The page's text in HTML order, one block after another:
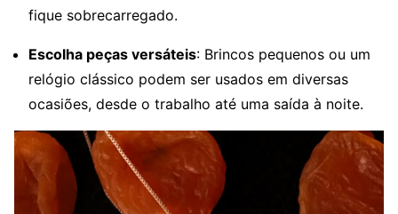
fique sobrecarregado.
Escolha peças versáteis: Brincos pequenos ou um
relógio clássico podem ser usados em diversas
ocasiões, desde o trabalho até uma saída à noite.